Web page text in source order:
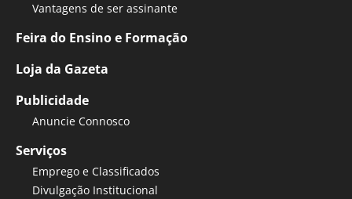
Vantagens de ser assinante
Feira do Ensino e Formação
Loja da Gazeta
Publicidade
Anuncie Connosco
Serviços
Emprego e Classificados
Divulgação Institucional